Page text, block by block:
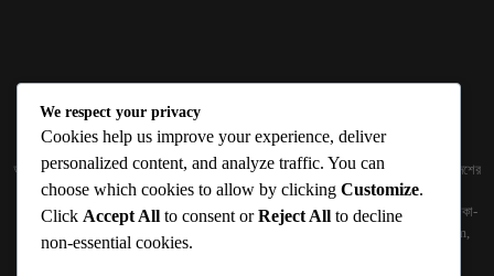
ABOUT US
জ্ঞান বিজ্ঞানের উৎকর্ষ আমাদের প্রভাবিত করে। আলোকিত করে। সেই আলো কে ধারণ কর দেশ ও বিদেশের
তথ্যপ্রযুক্তির অতিসাম্প্রতিক খবরাখবর পাঠকের হাতের মুঠোয় দিতে চায় টেকসিঁড়ি ডট কম।
প্রকাশক ও নির্বাহী সম্পাদকঃ সামিউল হক সুমন ১৮৮/১ (২য় তলা), ইনার সার্কুলার রোড, আরামবাগ, ঢাকা-
১০০০ মোবাইলঃ 01511759094, 01511759095 ইমেইলঃ
techshiribd@gmail.com,
info@techshiri.com
We respect your privacy
Cookies help us improve your experience, deliver
personalized content, and analyze traffic. You can
choose which cookies to allow by clicking Customize.
Click Accept All to consent orReject All to decline
non-essential cookies.